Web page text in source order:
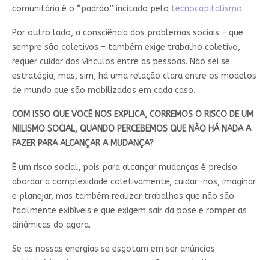
comunitária é o “padrão” incitado pelo tecnocapitalismo.
Por outro lado, a consciência dos problemas sociais – que
sempre são coletivos – também exige trabalho coletivo,
requer cuidar dos vínculos entre as pessoas. Não sei se
estratégia, mas, sim, há uma relação clara entre os modelos
de mundo que são mobilizados em cada caso.
COM ISSO QUE VOCÊ NOS EXPLICA, CORREMOS O RISCO DE UM
NIILISMO SOCIAL, QUANDO PERCEBEMOS QUE NÃO HÁ NADA A
FAZER PARA ALCANÇAR A MUDANÇA?
É um risco social, pois para alcançar mudanças é preciso
abordar a complexidade coletivamente, cuidar-nos, imaginar
e planejar, mas também realizar trabalhos que não são
facilmente exibíveis e que exigem sair da pose e romper as
dinâmicas do agora.
Se as nossas energias se esgotam em ser anúncios